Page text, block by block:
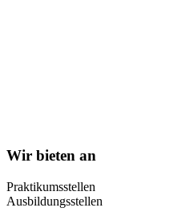
Wir bieten an
Praktikumsstellen
Ausbildungsstellen